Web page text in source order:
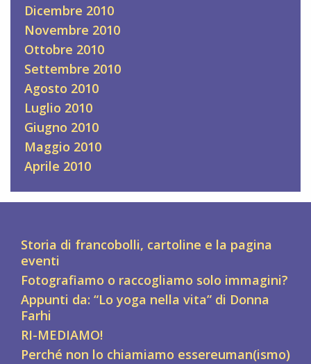
Dicembre 2010
Novembre 2010
Ottobre 2010
Settembre 2010
Agosto 2010
Luglio 2010
Giugno 2010
Maggio 2010
Aprile 2010
Storia di francobolli, cartoline e la pagina
eventi
Fotografiamo o raccogliamo solo immagini?
Appunti da: “Lo yoga nella vita” di Donna
Farhi
RI-MEDIAMO!
Perché non lo chiamiamo essereuman(ismo)